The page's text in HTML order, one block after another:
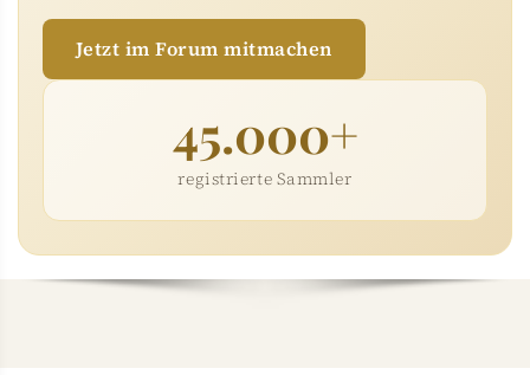
Jetzt im Forum mitmachen
45.000+
registrierte Sammler